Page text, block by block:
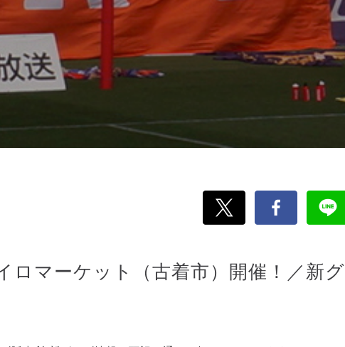
ロマーケット（古着市）開催！／新グ